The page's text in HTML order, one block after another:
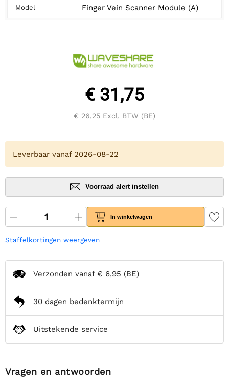
Model Finger Vein Scanner Module (A)
€ 31,75
€ 26,25 Excl. BTW (BE)
Leverbaar vanaf 2026-08-22
Voorraad alert instellen
In winkelwagen
Staffelkortingen weergeven
Verzonden vanaf € 6,95 (BE)
30 dagen bedenktermijn
Uitstekende service
Vragen en antwoorden